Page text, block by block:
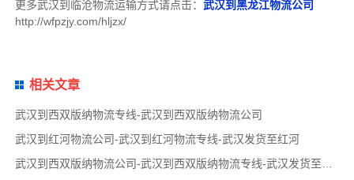
更多武汉到临沧物流运输方式请点击： 武汉到黑龙江物流公司
http://wfpzjy.com/hljzx/
相关文章
武汉到西双版纳物流专线-武汉到西双版纳物流公司
武汉到红河物流公司-武汉到红河物流专线-武汉发货至红河